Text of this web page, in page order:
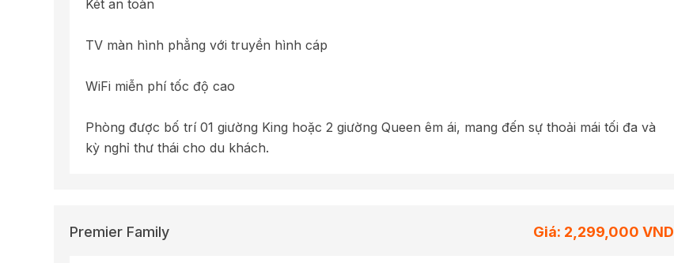
Két an toàn
TV màn hình phẳng với truyền hình cáp
WiFi miễn phí tốc độ cao
Phòng được bố trí 01 giường King hoặc 2 giường Queen êm ái, mang đến sự thoải mái tối đa và
kỳ nghỉ thư thái cho du khách.
Premier Family Giá: 2,299,000 VND